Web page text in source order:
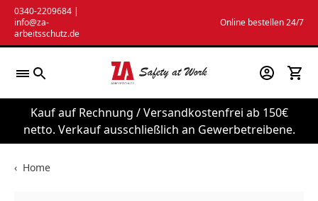
Zum
Inhalt
springen
0340-2209684 |
info@za-
arbeitsschutz.de
Online bestellen 24/7
Kauf auf Rechnung / Versandkostenfrei ab 150€
netto. Verkauf ausschließlich an Gewerbetreibene.
‹ Home